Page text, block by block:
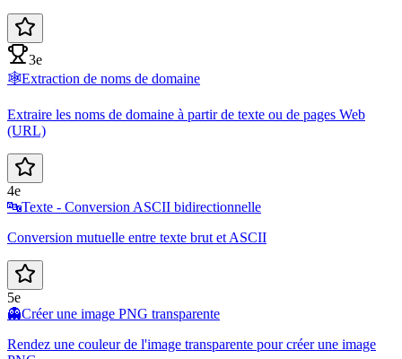
3e
🕸️Extraction de noms de domaine
Extraire les noms de domaine à partir de texte ou de pages Web
(URL)
4e
🔤Texte - Conversion ASCII bidirectionnelle
Conversion mutuelle entre texte brut et ASCII
5e
👻Créer une image PNG transparente
Rendez une couleur de l'image transparente pour créer une image